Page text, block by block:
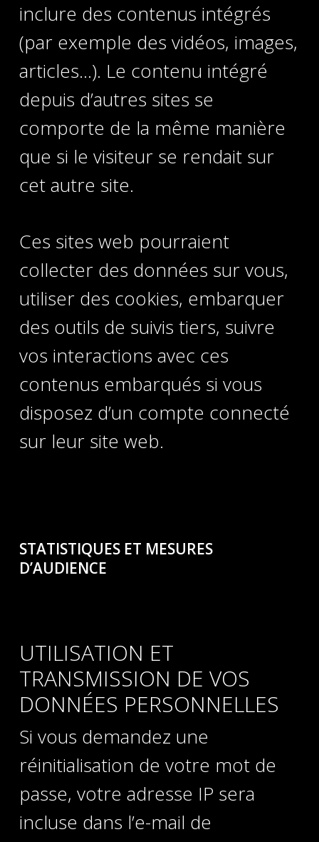
inclure des contenus intégrés
(par exemple des vidéos, images,
articles…). Le contenu intégré
depuis d’autres sites se
comporte de la même manière
que si le visiteur se rendait sur
cet autre site.
Ces sites web pourraient
collecter des données sur vous,
utiliser des cookies, embarquer
des outils de suivis tiers, suivre
vos interactions avec ces
contenus embarqués si vous
disposez d’un compte connecté
sur leur site web.
STATISTIQUES ET MESURES
D’AUDIENCE
UTILISATION ET
TRANSMISSION DE VOS
DONNÉES PERSONNELLES
Si vous demandez une
réinitialisation de votre mot de
passe, votre adresse IP sera
incluse dans l’e-mail de